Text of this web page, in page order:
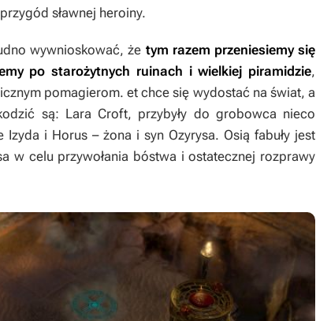
sławnej heroiny.
wywnioskować, że tym razem przeniesiemy się
po starożytnych ruinach i wielkiej piramidzie,
pomagierom. et chce się wydostać na świat, a
są: Lara Croft, przybyły do grobowca nieco
i Horus – żona i syn Ozyrysa. Osią fabuły jest
w celu przywołania bóstwa i ostatecznej rozprawy